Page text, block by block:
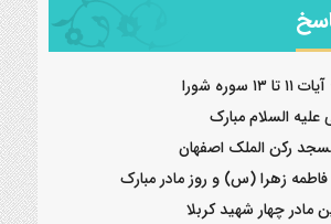
شورا
علیه السلام مبارک
زهرا (س) و روز مادر مبارک
مادر چهار شهید کربلا